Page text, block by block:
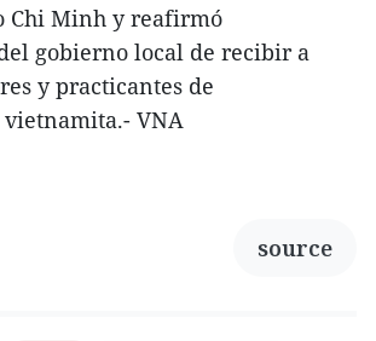
Chi Minh y reafirmó
gobierno local de recibir a
y practicantes de
VNA
source